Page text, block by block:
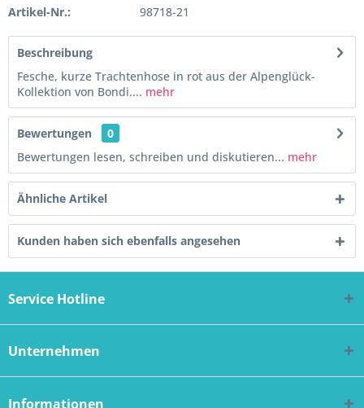
Artikel-Nr.: 98718-21
Beschreibung
Fesche, kurze Trachtenhose in rot aus der Alpenglück-
Kollektion von Bondi.... mehr
Bewertungen
0
Bewertungen lesen, schreiben und diskutieren... mehr
Ähnliche Artikel
Kunden haben sich ebenfalls angesehen
Service Hotline
Unternehmen
Informationen